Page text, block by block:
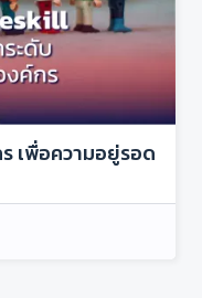
เพื่อความอยู่รอด